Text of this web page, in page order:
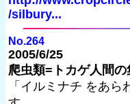
/silbury...
No.264
2005/6/25
爬虫類=トカゲ人間
「イルミナチ をあら